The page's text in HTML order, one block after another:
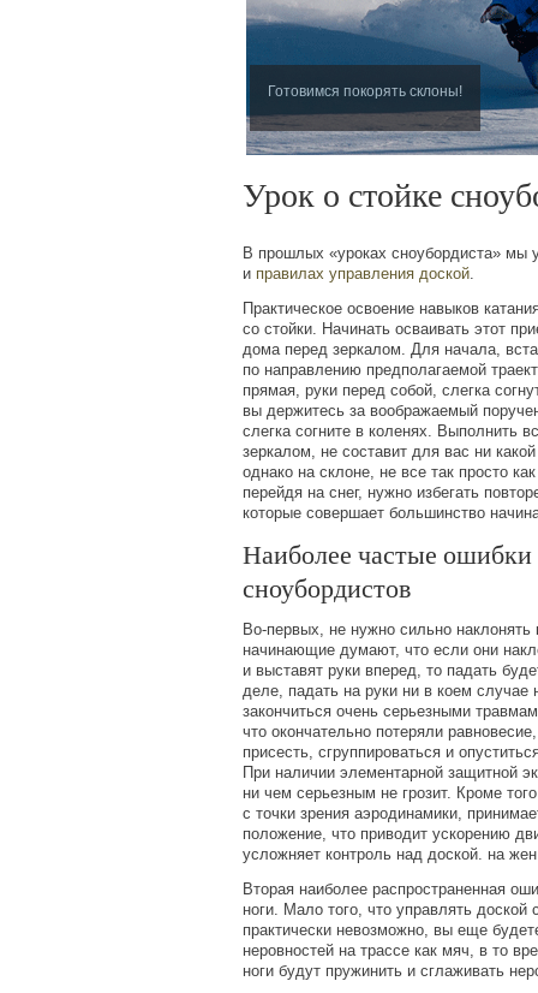
Готовимся покорять склоны!
Урок о стойке
В прошлых «уроках сноубордиста» мы
и правилах управления доской.
Практическое освоение навыков
со стойки. Начинать осваивать этот
дома перед зеркалом. Для начала,
по направлению предполагаемой
прямая, руки перед собой, слегка
вы держитесь за воображаемый
слегка согните в коленях. Выполнить
зеркалом, не составит для вас ни
однако на склоне, не все так просто
перейдя на снег, нужно избегать
которые совершает большинство
Наиболее частые
сноубордистов
Во-первых, не нужно сильно наклонять
начинающие думают, что если они
и выставят руки вперед, то падать
деле, падать на руки ни в коем случае
закончиться очень серьезными
что окончательно потеряли
присесть, сгруппироваться и
При наличии элементарной защитной
ни чем серьезным не грозит. Кроме
с точки зрения аэродинамики,
положение, что приводит ускорению
усложняет контроль над доской. на
Вторая наиболее распространенная
ноги. Мало того, что управлять доской
практически невозможно, вы еще
неровностей на трассе как мяч, в то
ноги будут пружинить и сглаживать